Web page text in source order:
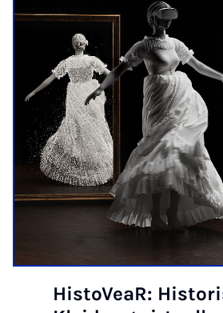
HistoVeaR: